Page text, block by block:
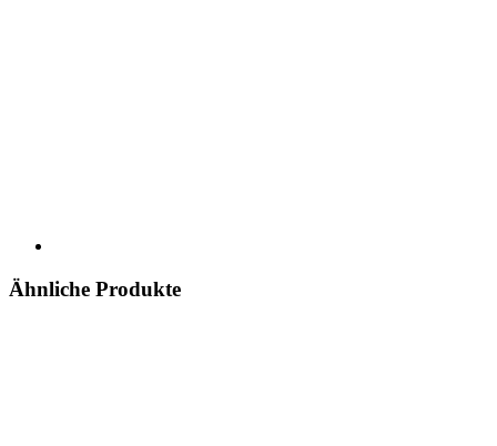
Ähnliche Produkte